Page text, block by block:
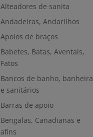
Alteadores de sanita
Andadeiras, Andarilhos
Apoios de braços
Babetes, Batas, Aventais,
Fatos
Bancos de banho, banheira
e sanitários
Barras de apoio
Bengalas, Canadianas e
afins